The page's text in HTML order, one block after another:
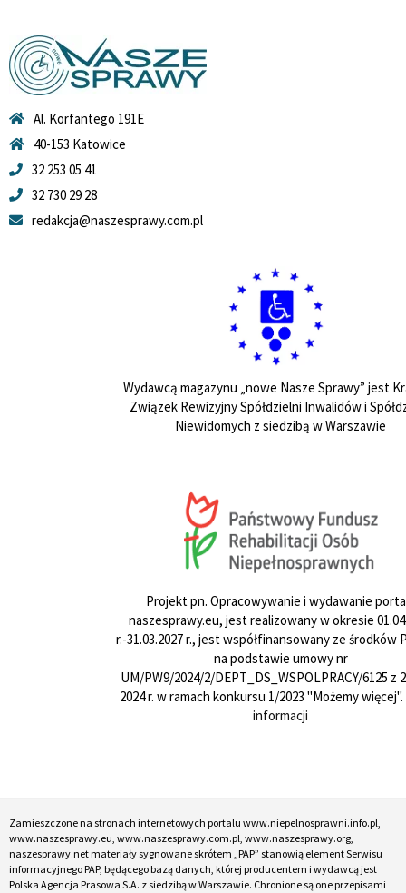
Al. Korfantego 191E
40-153 Katowice
32 253 05 41
32 730 29 28
redakcja@naszesprawy.com.pl
Wydawcą magazynu „nowe Nasze Sprawy” jest
Związek Rewizyjny Spółdzielni Inwalidów i
Niewidomych z siedzibą w Warszawie
Projekt pn. Opracowywanie i wydawanie
naszesprawy.eu, jest realizowany w okresie
r.-31.03.2027 r., jest współfinansowany ze środków
na podstawie umowy nr
UM/PW9/2024/2/DEPT_DS_WSPOLPRACY/6125 z
2024 r. w ramach konkursu 1/2023 "Możemy więcej".
informacji
Zamieszczone na stronach internetowych portalu www.niepelnosprawni.info.pl,
www.naszesprawy.eu, www.naszesprawy.com.pl, www.naszesprawy.org,
naszesprawy.net materiały sygnowane skrótem „PAP” stanowią element Serwisu
informacyjnego PAP, będącego bazą danych, której producentem i wydawcą jest
Polska Agencja Prasowa S.A. z siedzibą w Warszawie. Chronione są one przepisami